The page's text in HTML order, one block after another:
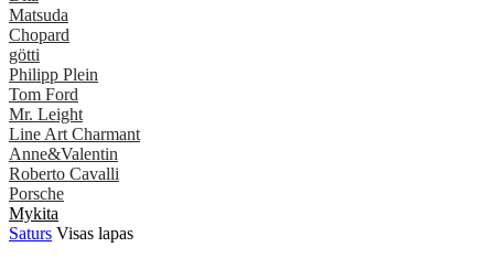
Matsuda
Chopard
götti
Philipp Plein
Tom Ford
Mr. Leight
Line Art Charmant
Anne&Valentin
Roberto Cavalli
Porsche
Mykita
Saturs Visas lapas